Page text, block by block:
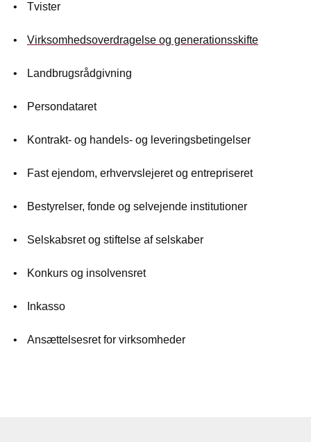
Tvister
Virksomhedsoverdragelse og generationsskifte
Landbrugsrådgivning
Persondataret
Kontrakt- og handels- og leveringsbetingelser
Fast ejendom, erhvervslejeret og entrepriseret
Bestyrelser, fonde og selvejende institutioner
Selskabsret og stiftelse af selskaber
Konkurs og insolvensret
Inkasso
Ansættelsesret for virksomheder